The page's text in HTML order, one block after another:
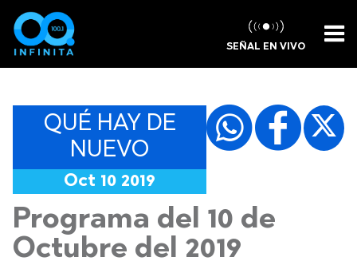
SEÑAL EN VIVO
QUÉ HAY DE
NUEVO
Oct 10 2019
Programa del 10 de
Octubre del 2019